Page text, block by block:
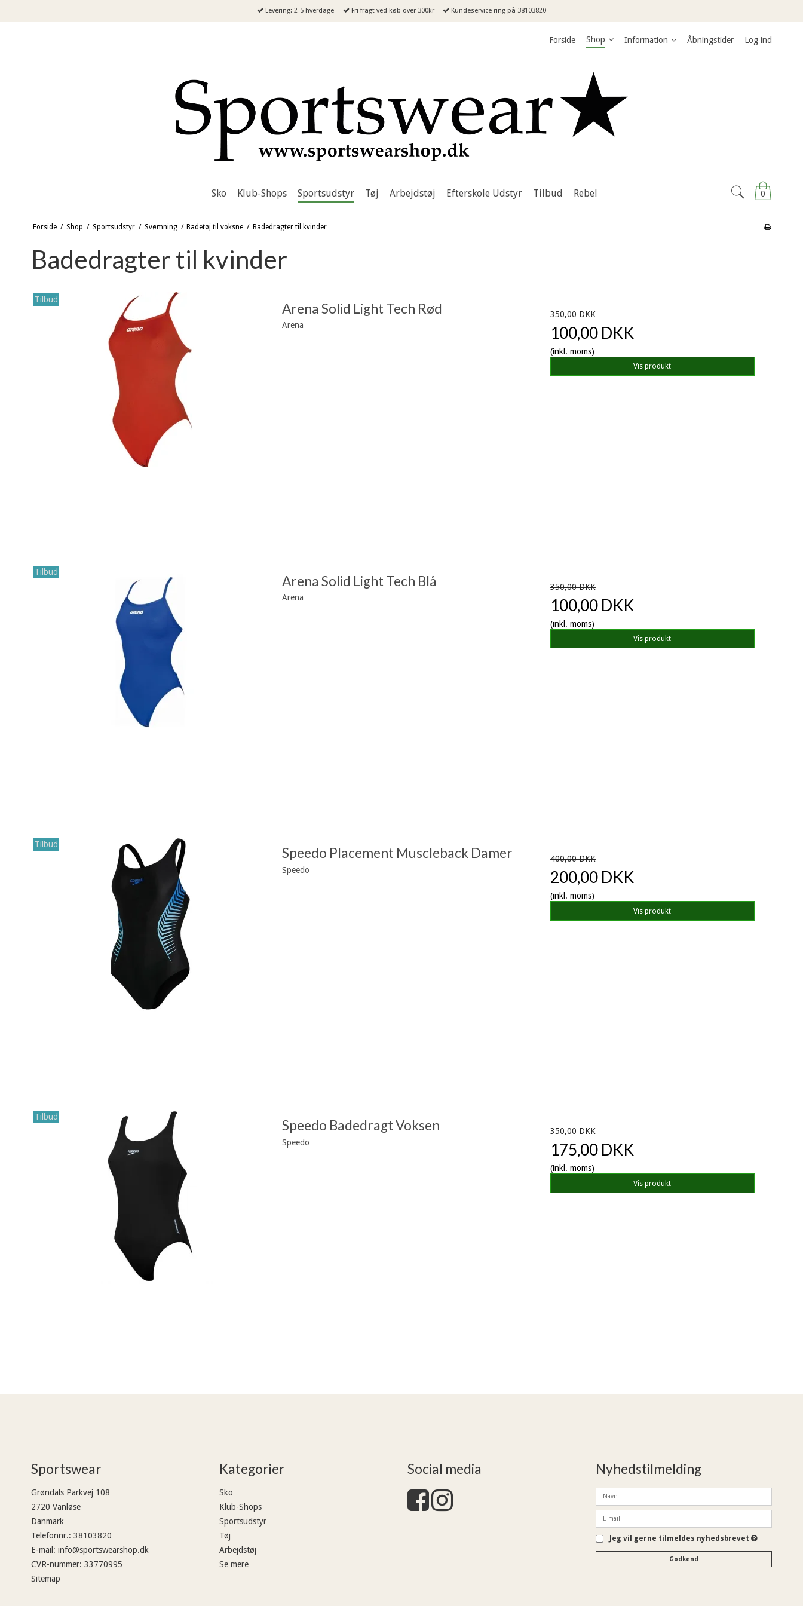
Levering: 2-5 hverdage Fri fragt ved køb over 300kr Kundeservice ring på 38103820
Forside Shop Information Åbningstider Log ind
0
Sko Klub-Shops Sportsudstyr Tøj Arbejdstøj Efterskole Udstyr Tilbud Rebel
Forside / Shop / Sportsudstyr / Svømning / Badetøj til voksne / Badedragter til kvinder
Badedragter til kvinder
Tilbud
Arena Solid Light Tech Rød
Arena
350,00 DKK
100,00 DKK
(inkl. moms)
Vis produkt
Tilbud
Arena Solid Light Tech Blå
Arena
350,00 DKK
100,00 DKK
(inkl. moms)
Vis produkt
Tilbud
Speedo Placement Muscleback Damer
Speedo
400,00 DKK
200,00 DKK
(inkl. moms)
Vis produkt
Tilbud
Speedo Badedragt Voksen
Speedo
350,00 DKK
175,00 DKK
(inkl. moms)
Vis produkt
Sportswear
Grøndals Parkvej 108
2720 Vanløse
Danmark
Telefonnr.: 38103820
E-mail : info@sportswearshop.dk
CVR-nummer: 33770995
Sitemap
Kategorier
Sko
Klub-Shops
Sportsudstyr
Tøj
Arbejdstøj
Se mere
Social media Nyhedstilmelding
Jeg vil gerne tilmeldes nyhedsbrevet
Godkend